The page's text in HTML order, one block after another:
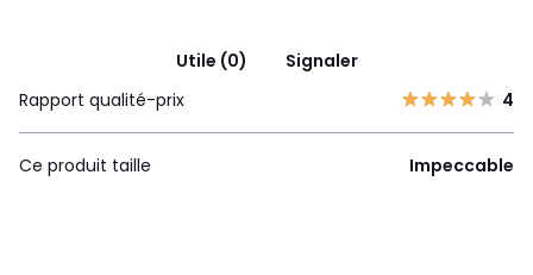
Utile (0)
Signaler
Rapport qualité-prix
4
Ce produit taille Impeccable